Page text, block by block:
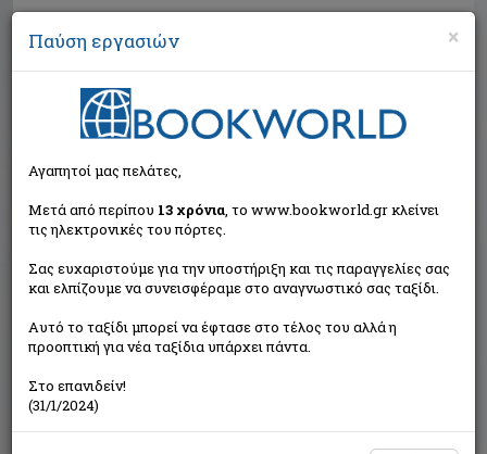
Αναζήτηση
Η τιμή μας:€10,94
Δεν υπάρχει δυνατότητα παραγγελίας
×
Παύση εργασιών
Αγαπητοί μας πελάτες,
Μετά από περίπου 13 χρόνια, το www.bookworld.gr κλείνει
τις ηλεκτρονικές του πόρτες.
Σας ευχαριστούμε για την υποστήριξη και τις παραγγελίες σας
και ελπίζουμε να συνεισφέραμε στο αναγνωστικό σας ταξίδι.
Αυτό το ταξίδι μπορεί να έφτασε στο τέλος του αλλά η
προοπτική για νέα ταξίδια υπάρχει πάντα.
Στο επανιδείν!
(31/1/2024)